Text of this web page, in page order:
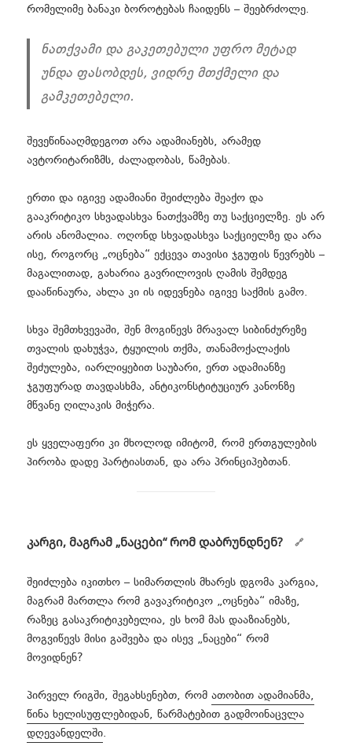
რომელიმე ბანაკი ბოროტებას ჩაიდენს – შეებრძოლე.
ნათქვამი და გაკეთებული უფრო მეტად
უნდა ფასობდეს, ვიდრემთქმელი და
გამკეთებელი.
შევეწინააღმდეგოთ არა ადამიანებს, არამედ
ავტორიტარიზმს, ძალადობას, წამებას.
ერთი და იგივე ადამიანი შეიძლება შეაქო და
გააკრიტიკო სხვადასხვა ნათქვამზე თუ საქციელზე. ეს არ
არის ანომალია. ოღონდ სხვადასხვა საქციელზე და არა
ისე, როგორც „ოცნება“ ექცევა თავისი ჯგუფის წევრებს –
მაგალითად, გახარია გავრილოვის ღამის შემდეგ
დააწინაურა, ახლა კი ის იდევნება იგივე საქმის გამო.
სხვა შემთხვევაში, შენ მოგიწევს მრავალ სიბინძურეზე
თვალის დახუჭვა, ტყუილის თქმა, თანამოქალაქის
შეძულება, იარლიყებით საუბარი, ერთ ადამიანზე
ჯგუფურად თავდასხმა, ანტიკონსტიტუციურ კანონზე
მწვანე ღილაკის მიჭერა.
ეს ყველაფერი კი მხოლოდ იმიტომ, რომ ერთგულების
პირობა დადე პარტიასთან, და არა პრინციპებთან.
კარგი, მაგრამ „ნაცები“ რომ დაბრუნდნენ?
შეიძლება იკითხო – სიმართლის მხარეს დგომა კარგია,
მაგრამ მართლა რომ გავაკრიტიკო „ოცნება“ იმაზე,
რაზეც გასაკრიტიკებელია, ეს ხომ მას დააზიანებს,
მოგვიწევს მისი გაშვება და ისევ „ნაცები“ რომ
მოვიდნენ?
პირველ რიგში, შეგახსენებთ, რომათობით ადამიანმა,
წინა ხელისუფლებიდან, წარმატებით გადმოინაცვლა
დღევანდელში.